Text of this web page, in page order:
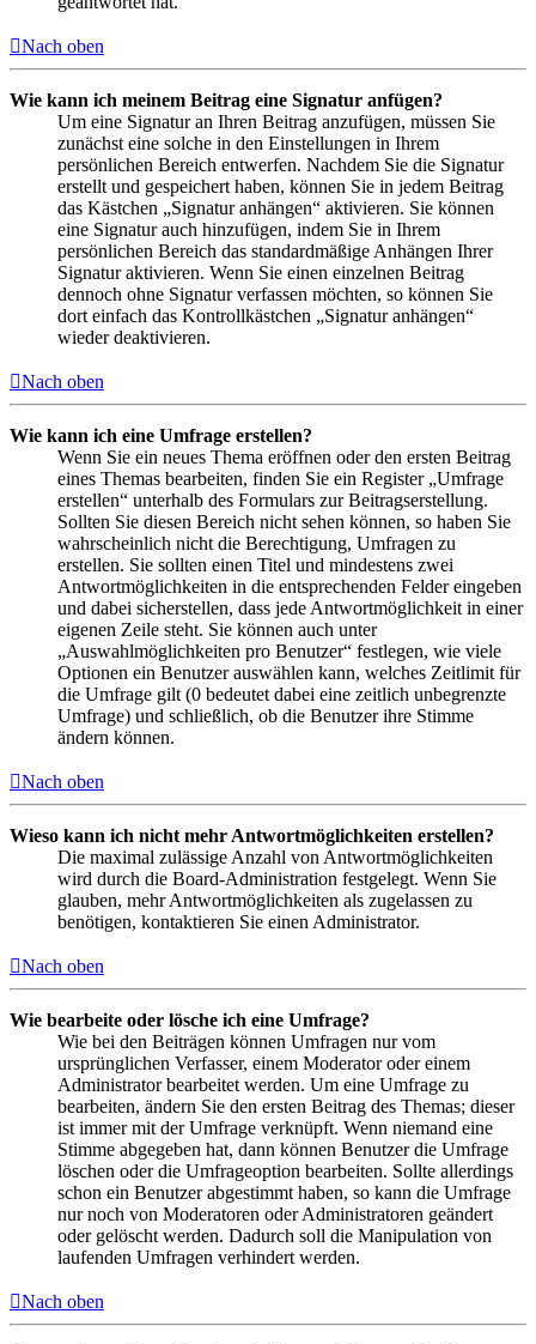
Nach oben
Wie kann ich meinem Beitrag eine Signatur anfügen?
Um eine Signatur an Ihren Beitrag anzufügen, müssen Sie
zunächst eine solche in den Einstellungen in Ihrem
persönlichen Bereich entwerfen. Nachdem Sie die Signatur
erstellt und gespeichert haben, können Sie in jedem Beitrag
das Kästchen „Signatur anhängen“ aktivieren. Sie können
eine Signatur auch hinzufügen, indem Sie in Ihrem
persönlichen Bereich das standardmäßige Anhängen Ihrer
Signatur aktivieren. Wenn Sie einen einzelnen Beitrag
dennoch ohne Signatur verfassen möchten, so können Sie
dort einfach das Kontrollkästchen „Signatur anhängen“
wieder deaktivieren.
Nach oben
Wie kann ich eine Umfrage erstellen?
Wenn Sie ein neues Thema eröffnen oder den ersten Beitrag
eines Themas bearbeiten, finden Sie ein Register „Umfrage
erstellen“ unterhalb des Formulars zur Beitragserstellung.
Sollten Sie diesen Bereich nicht sehen können, so haben Sie
wahrscheinlich nicht die Berechtigung, Umfragen zu
erstellen. Sie sollten einen Titel und mindestens zwei
Antwortmöglichkeiten in die entsprechenden Felder eingeben
und dabei sicherstellen, dass jede Antwortmöglichkeit in einer
eigenen Zeile steht. Sie können auch unter
„Auswahlmöglichkeiten pro Benutzer“ festlegen, wie viele
Optionen ein Benutzer auswählen kann, welches Zeitlimit für
die Umfrage gilt (0 bedeutet dabei eine zeitlich unbegrenzte
Umfrage) und schließlich, ob die Benutzer ihre Stimme
ändern können.
Nach oben
Wieso kann ich nicht mehr Antwortmöglichkeiten erstellen?
Die maximal zulässige Anzahl von Antwortmöglichkeiten
wird durch die Board-Administration festgelegt. Wenn Sie
glauben, mehr Antwortmöglichkeiten als zugelassen zu
benötigen, kontaktieren Sie einen Administrator.
Nach oben
Wie bearbeite oder lösche ich eine Umfrage?
Wie bei den Beiträgen können Umfragen nur vom
ursprünglichen Verfasser, einem Moderator oder einem
Administrator bearbeitet werden. Um eine Umfrage zu
bearbeiten, ändern Sie den ersten Beitrag des Themas; dieser
ist immer mit der Umfrage verknüpft. Wenn niemand eine
Stimme abgegeben hat, dann können Benutzer die Umfrage
löschen oder die Umfrageoption bearbeiten. Sollte allerdings
schon ein Benutzer abgestimmt haben, so kann die Umfrage
nur noch von Moderatoren oder Administratoren geändert
oder gelöscht werden. Dadurch soll die Manipulation von
laufenden Umfragen verhindert werden.
Nach oben